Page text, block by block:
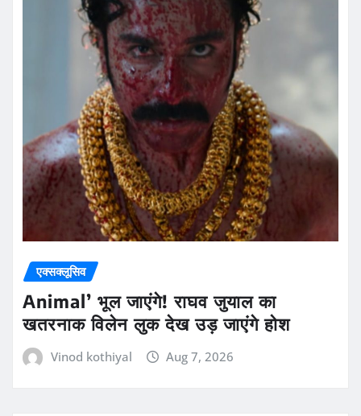
एक्सक्लूसिव
Animal’ भूल जाएंगे! राघव जुयाल का
खतरनाक विलेन लुक देख उड़ जाएंगे होश
Vinod kothiyal Aug 7, 2026